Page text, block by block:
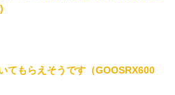
てもらえそうです（GOOSRX600